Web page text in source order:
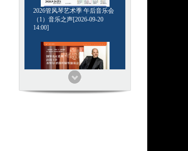
2026管风琴艺术季 午后音乐会
（1）音乐之声[2026-09-20
14:00]
钢琴名家系列 浪漫王者 基里尔
·格斯坦钢琴独奏会[2026-09-24